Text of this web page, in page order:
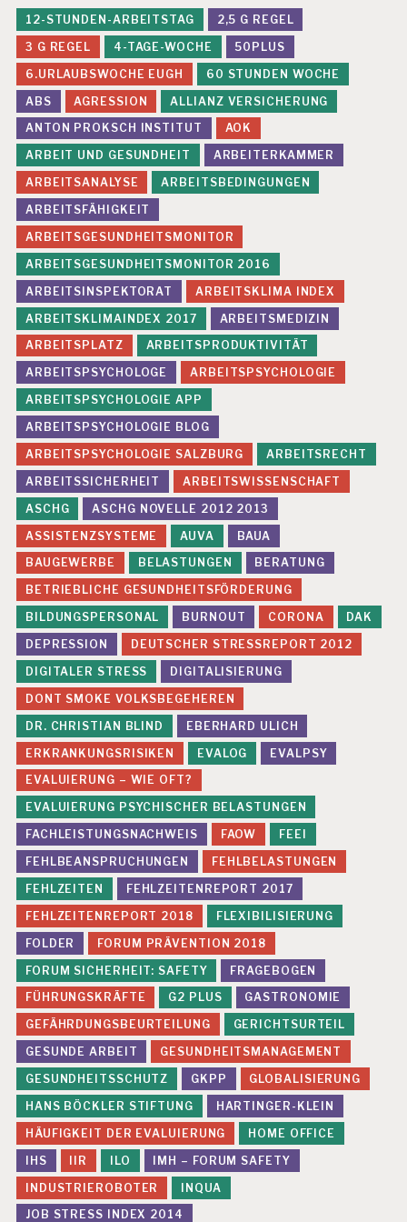
N
B
LI
N
D
E
R
K
R
A
N
K
U
N
G
S
R
I
S
I
K
E
N
E
V
A
L
U
I
E
R
U
N
G
P
S
Y
C
H
I
S
C
H
E
R
B
E
L
A
S
T
U
N
G
E
N
F
E
H
L
B
E
A
N
S
P
R
U
12-STUNDEN-ARBEITSTAG
2,5 G REGEL
3 G REGEL
4-TAGE-WOCHE
50PLUS
6.URLAUBSWOCHE EUGH
60 STUNDEN WOCHE
ABS
AGRESSION
ALLIANZ VERSICHERUNG
ANTON PROKSCH INSTITUT
AOK
ARBEIT UND GESUNDHEIT
ARBEITERKAMMER
ARBEITSANALYSE
ARBEITSBEDINGUNGEN
ARBEITSFÄHIGKEIT
ARBEITSGESUNDHEITSMONITOR
ARBEITSGESUNDHEITSMONITOR 2016
ARBEITSINSPEKTORAT
ARBEITSKLIMA INDEX
ARBEITSKLIMAINDEX 2017
ARBEITSMEDIZIN
ARBEITSPLATZ
ARBEITSPRODUKTIVITÄT
ARBEITSPSYCHOLOGE
ARBEITSPSYCHOLOGIE
ARBEITSPSYCHOLOGIE APP
ARBEITSPSYCHOLOGIE BLOG
ARBEITSPSYCHOLOGIE SALZBURG
ARBEITSRECHT
ARBEITSSICHERHEIT
ARBEITSWISSENSCHAFT
ASCHG
ASCHG NOVELLE 2012 2013
ASSISTENZSYSTEME
AUVA
BAUA
BAUGEWERBE
BELASTUNGEN
BERATUNG
BETRIEBLICHE GESUNDHEITSFÖRDERUNG
BILDUNGSPERSONAL
BURNOUT CORONA
DAK
DEPRESSION
DEUTSCHER STRESSREPORT 2012
DIGITALER STRESS
DIGITALISIERUNG
DONT SMOKE VOLKSBEGEHEREN
DR. CHRISTIAN BLIND
EBERHARD ULICH
ERKRANKUNGSRISIKEN
EVALOG
EVALPSY
EVALUIERUNG – WIE OFT?
EVALUIERUNG PSYCHISCHER BELASTUNGEN
FACHLEISTUNGSNACHWEIS
FAOW
FEEI
FEHLBEANSPRUCHUNGEN
FEHLBELASTUNGEN
FEHLZEITEN
FEHLZEITENREPORT 2017
FEHLZEITENREPORT 2018
FLEXIBILISIERUNG
FOLDER
FORUM PRÄVENTION 2018
FORUM SICHERHEIT: SAFETY
FRAGEBOGEN
FÜHRUNGSKRÄFTE
G2 PLUS
GASTRONOMIE
GEFÄHRDUNGSBEURTEILUNG
GERICHTSURTEIL
GESUNDE ARBEIT
GESUNDHEITSMANAGEMENT
GESUNDHEITSSCHUTZ
GKPP
GLOBALISIERUNG
HANS BÖCKLER STIFTUNG
HARTINGER-KLEIN
HÄUFIGKEIT DER EVALUIERUNG
HOME OFFICE
IHS
IIR ILO
IMH – FORUM SAFETY
INDUSTRIEROBOTER
INQUA
JOB STRESS INDEX 2014